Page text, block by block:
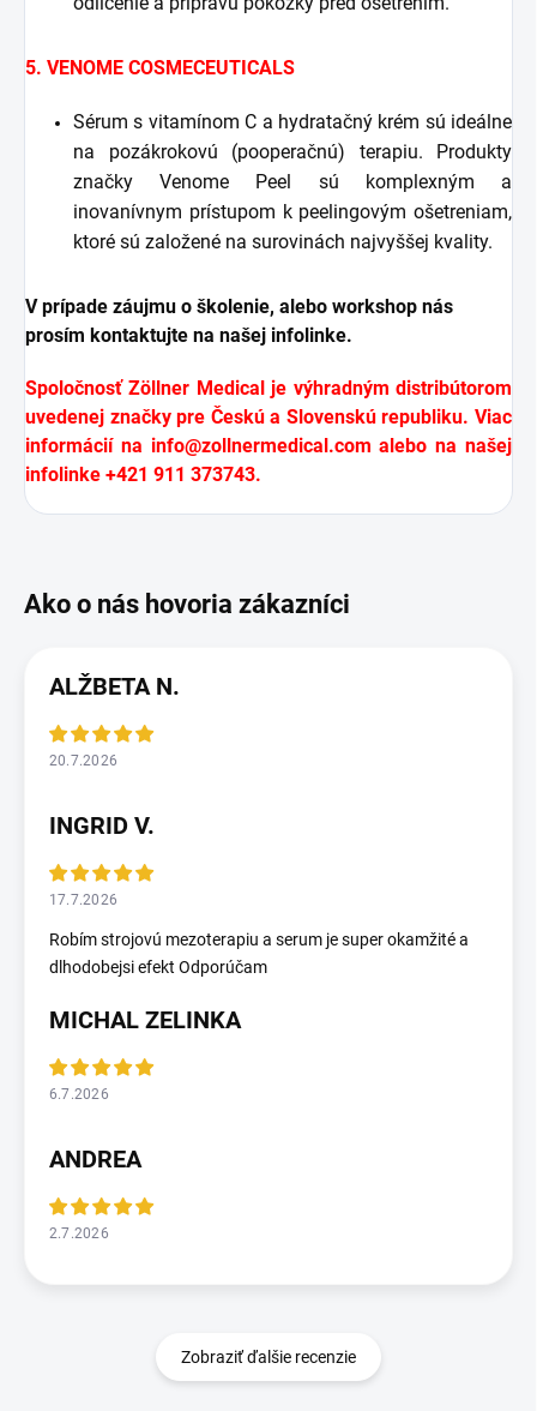
5. VENOME COSMECEUTICALS
Sérum s vitamínom C a hydratačný krém sú ideálne
na pozákrokovú (pooperačnú) terapiu. Produkty
značky Venome Peel sú komplexným a
inovanívnym prístupom k peelingovým ošetreniam,
ktoré sú založené na surovinách najvyššej kvality.
V prípade záujmu o školenie, alebo workshop nás
prosím kontaktujte na našej infolinke.
Spoločnosť Zöllner Medical je výhradným distribútorom
uvedenej značky pre Českú a Slovenskú republiku. Viac
informácií na info@zollnermedical.com alebo na našej
infolinke +421 911 373743.
ALŽBETA N.
20.7.2026
INGRID V.
17.7.2026
Robím strojovú mezoterapiu a serum je super okamžité a
dlhodobejsi efekt Odporúčam
MICHAL ZELINKA
6.7.2026
ANDREA
2.7.2026
Zobraziť ďalšie recenzie